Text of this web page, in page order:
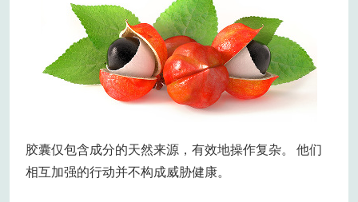
胶囊仅包含成分的天然来源，有效地操作复杂。 他们
相互加强的行动并不构成威胁健康。